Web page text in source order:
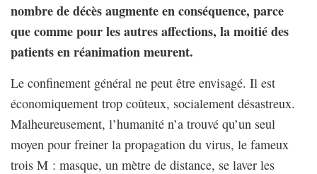
nombre de décès augmente en conséquence, parce
que comme pour les autres affections, la moitié des
patients en réanimation meurent.
Le confinement général ne peut être envisagé. Il est
économiquement trop coûteux, socialement désastreux.
Malheureusement, l’humanité n’a trouvé qu’un seul
moyen pour freiner la propagation du virus, le fameux
trois M : masque, un mètre de distance, se laver les